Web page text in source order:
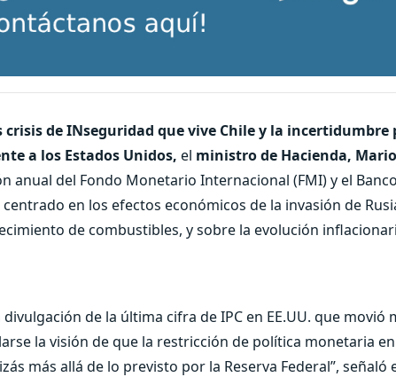
crisis de INseguridad que vive Chile y la incertidumbre
a los Estados Unidos, el ministro de Hacienda,
anual del Fondo Monetario Internacional (FMI) y el Banco
en los efectos económicos de la invasión de
de combustibles, y sobre la evolución
de la última cifra de IPC en EE.UU. que movió
la visión de que la restricción de política monetaria
más allá de lo previsto por la Reserva Federal”, señaló